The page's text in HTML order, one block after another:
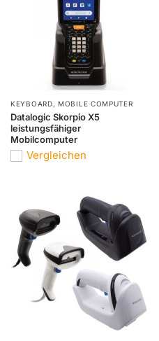
KEYBOARD,MOBILE COMPUTER
Datalogic Skorpio X5
leistungsfähiger
Mobilcomputer
Vergleichen